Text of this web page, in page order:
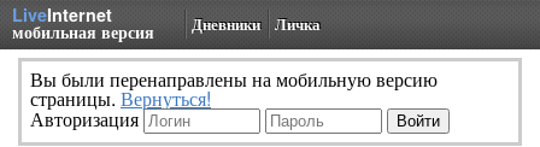
LiveInternet
мобильная версия Дневники Личка
Вы были перенаправлены на мобильную версию
страницы. Вернуться!
Авторизация